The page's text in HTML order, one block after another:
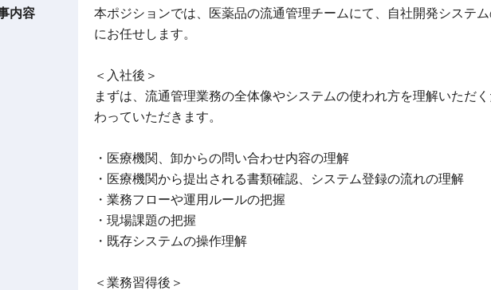
内容
本ポジションでは、医薬品の流通管理チームにて、自社開発システ
にお任せします。
＜入社後＞
まずは、流通管理業務の全体像やシステムの使われ方を理解いただ
わっていただきます。
・医療機関、卸からの問い合わせ内容の理解
・医療機関から提出される書類確認、システム登録の流れの理解
・業務フローや運用ルールの把握
・現場課題の把握
・既存システムの操作理解
＜業務習得後＞